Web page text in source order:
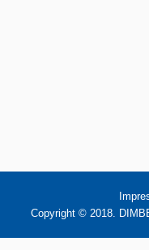
Copyright © 2018.